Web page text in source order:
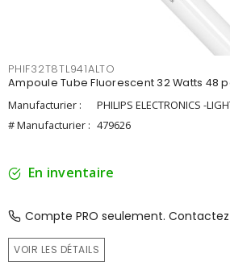
PHIF32T8TL941ALTO
Ampoule Tube Fluorescent 32 Watts 48
Manufacturier :
PHILIPS ELECTRONICS -
# Manufacturier : 479626
En inventaire
Compte PRO seulement.
VOIR LES DÉTAILS